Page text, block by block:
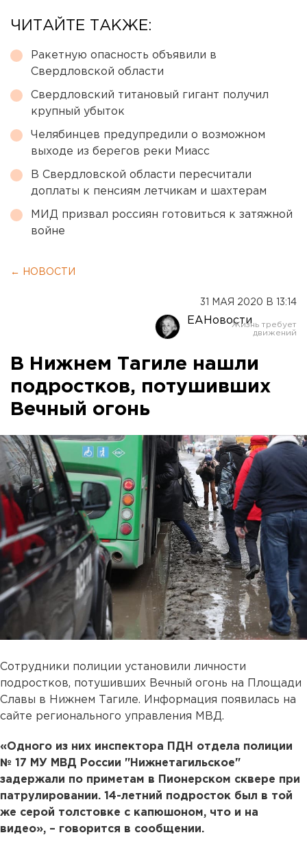
ЧИТАЙТЕ ТАКЖЕ:
Ракетную опасность объявили в
Свердловской области
Свердловский титановый гигант получил
крупный убыток
Челябинцев предупредили о возможном
выходе из берегов реки Миасс
В Свердловской области пересчитали
доплаты к пенсиям летчикам и шахтерам
МИД призвал россиян готовиться к затяжной
войне
← НОВОСТИ
31 МАЯ 2020 В 13:14
ЕАНовости
В Нижнем Тагиле нашли
подростков, потушивших
Вечный огонь
Сотрудники полиции установили личности
подростков, потушивших Вечный огонь на Площади
Славы в Нижнем Тагиле. Информация появилась на
сайте регионального управления МВД.
«Одного из них инспектора ПДН отдела полиции
№ 17 МУ МВД России "Нижнетагильское"
задержали по приметам в Пионерском сквере при
патрулировании. 14-летний подросток был в той
же серой толстовке с капюшоном, что и на
видео», – говорится в сообщении.